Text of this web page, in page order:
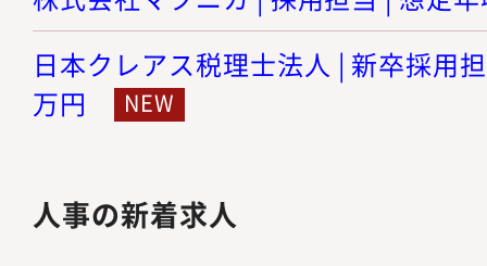
日本クレアス税理士法人 | 新卒採用
万円
人事の新着求人